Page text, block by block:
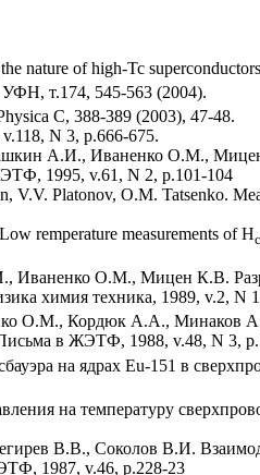
nature of high-Tc
т.174, 545-563 (2004).
C, 388-389 (2003), 47-48.
N 3, p.666-675.
А.И., Иваненко О.М.,
1995, v.61, N 2, p.101-104
Platonov, O.M. Tatsenko.
remperature measurements of H
Иваненко О.М., Мицен К.В.
химия техника, 1989, v.2, N
О.М., Кордюк А.А., Минаков
в ЖЭТФ, 1988, v.48, N 3,
на ядрах Eu-151 в
на температуру
В.В., Соколов В.И.
1987, v.46, p.228-23